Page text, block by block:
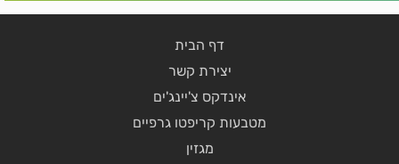
דף הבית
יצירת קשר
אינדקס צ'יינג'ים
מטבעות קריפטו גרפיים
מגזין